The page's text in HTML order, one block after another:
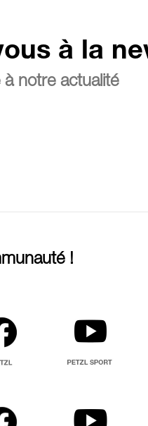
à la
notre actualité
!